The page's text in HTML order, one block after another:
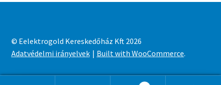
© Eelektrogold Kereskedőház Kft 2026
Adatvédelmi irányelvek
Built with WooCommerce.